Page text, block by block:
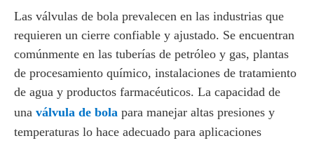
Las válvulas de bola prevalecen en las industrias que
requieren un cierre confiable y ajustado. Se encuentran
comúnmente en las tuberías de petróleo y gas, plantas
de procesamiento químico, instalaciones de tratamiento
de agua y productos farmacéuticos. La capacidad de
una válvula de bola para manejar altas presiones y
temperaturas lo hace adecuado para aplicaciones